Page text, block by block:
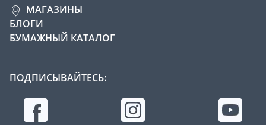
МАГАЗИНЫ
БЛОГИ
БУМАЖНЫЙ КАТАЛОГ
ПОДПИСЫВАЙТЕСЬ: